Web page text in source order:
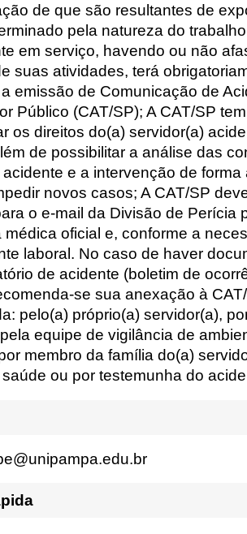
de que são resultantes de
pela natureza do
em serviço, havendo ou não
suas atividades, terá
emissão de Comunicação de
Público (CAT/SP); A CAT/SP
os direitos do(a) servidor(a)
de possibilitar a análise das
e a intervenção de forma
novos casos; A CAT/SP
o e-mail da Divisão de Perícia
médica oficial e, conforme a
laboral. No caso de haver
de acidente (boletim de
se sua anexação à
pelo(a) próprio(a) servidor(a),
equipe de vigilância de
membro da família do(a)
ou por testemunha do